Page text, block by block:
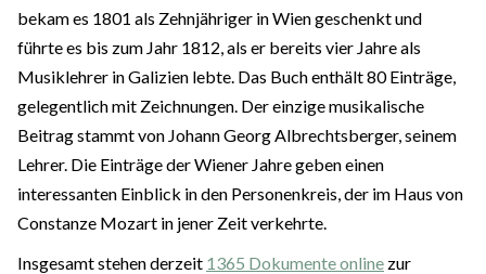
bekam es 1801 als Zehnjähriger in Wien geschenkt und
führte es bis zum Jahr 1812, als er bereits vier Jahre als
Musiklehrer in Galizien lebte. Das Buch enthält 80 Einträge,
gelegentlich mit Zeichnungen. Der einzige musikalische
Beitrag stammt von Johann Georg Albrechtsberger, seinem
Lehrer. Die Einträge der Wiener Jahre geben einen
interessanten Einblick in den Personenkreis, der im Haus von
Constanze Mozart in jener Zeit verkehrte.
Insgesamt stehen derzeit 1365 Dokumente online zur